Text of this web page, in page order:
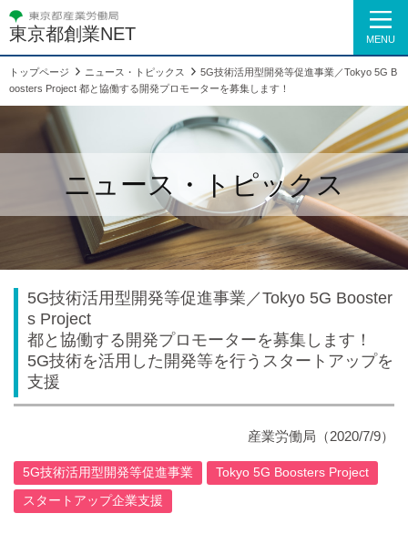
東京都創業NET MENU
トップページ ニュース・トピックス
5G技術活用型開発等促進事業／Tokyo 5G B
oosters Project 都と協働する開発プロモーターを募集します！
ニュース・トピックス
5G技術活用型開発等促進事業／Tokyo 5G Booster
s Project
都と協働する開発プロモーターを募集します！
5G技術を活用した開発等を行うスタートアップを
支援
産業労働局 （2020/7/9）
5G技術活用型開発等促進事業
Tokyo 5G Boosters Project
スタートアップ企業支援